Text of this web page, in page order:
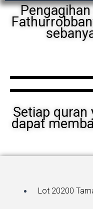
Setiap quran
dapat
Lot 20200